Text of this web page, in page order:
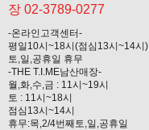
장 02-3789-0277
-온라인고객센터-
평일10시~18시(점심13시~14시)
토,일,공휴일 휴무
-THE T.I.ME남산매장-
월,화,수,금 : 11시~19시
토 : 11시~18시
점심13시~14시
휴무:목,2/4번째토,일,공휴일